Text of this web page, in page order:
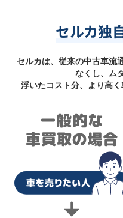
セルカ独
セルカは、従来の中古車流
なくし、ム
浮いたコスト分、より高